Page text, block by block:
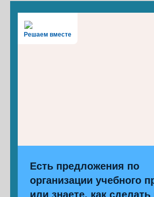
Решаем вместе
Есть предложения по
организации учебного
или знаете, как